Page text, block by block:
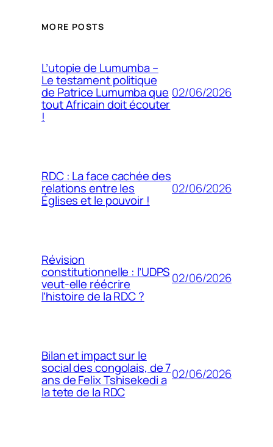
MORE POSTS
L’utopie de Lumumba –
Le testament politique
de Patrice Lumumba que
tout Africain doit écouter
!
02/06/2026
RDC : La face cachée des
relations entre les
Églises et le pouvoir !
02/06/2026
Révision
constitutionnelle : l’UDPS
veut-elle réécrire
l’histoire de la RDC ?
02/06/2026
Bilan et impact sur le
social des congolais, de 7
ans de Felix Tshisekedi a
la tete de la RDC
02/06/2026